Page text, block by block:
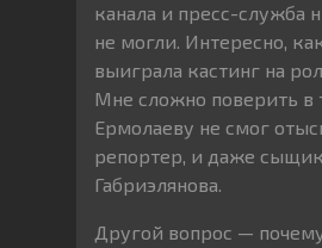
канала и пресс-служба
не могли. Интересно,
выиграла кастинг на
Мне сложно поверить в
Ермолаеву не смог
репортер, и даже
Габриэлянова.
Другой вопрос —